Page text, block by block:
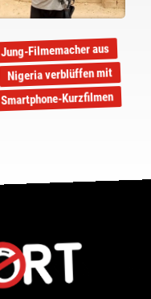
Jung-Filmemacher aus
Nigeria verblüffen mit
Smartphone-Kurzfilmen